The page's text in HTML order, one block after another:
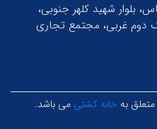
بلوار شهید کلهر جنوبی،
دوم غربی، مجتمع تجاری
به خانه کشتی می باشد.